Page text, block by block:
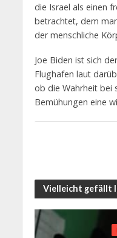
die Israel als einen
betrachtet, dem
der menschliche
Joe Biden ist sich
Flughafen laut
ob die Wahrheit bei
Bemühungen eine
Vielleicht gefällt